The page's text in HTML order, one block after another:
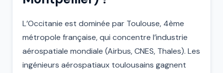
L’Occitanie est dominée par Toulouse, 4ème
métropole française, qui concentre l’industrie
aérospatiale mondiale (Airbus, CNES, Thales). Les
ingénieurs aérospatiaux toulousains gagnent